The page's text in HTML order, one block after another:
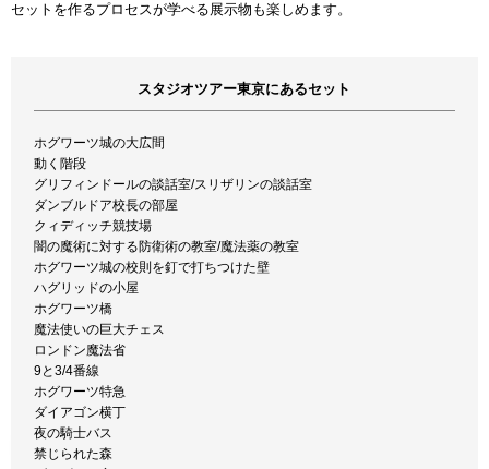
セットを作るプロセスが学べる展示物も楽しめます。
スタジオツアー東京にあるセット
ホグワーツ城の大広間
動く階段
グリフィンドールの談話室/スリザリンの談話室
ダンブルドア校長の部屋
クィディッチ競技場
闇の魔術に対する防衛術の教室/魔法薬の教室
ホグワーツ城の校則を釘で打ちつけた壁
ハグリッドの小屋
ホグワーツ橋
魔法使いの巨大チェス
ロンドン魔法省
9と3/4番線
ホグワーツ特急
ダイアゴン横丁
夜の騎士バス
禁じられた森